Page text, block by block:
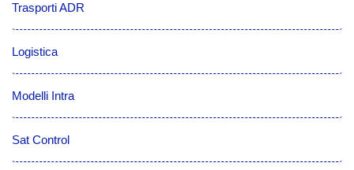
Trasporti ADR
Logistica
Modelli Intra
Sat Control